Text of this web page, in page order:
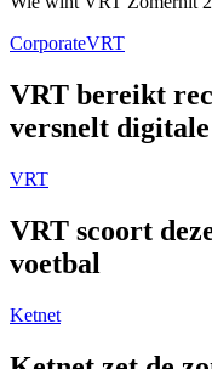
CorporateVRT
VRT bereikt
versnelt
VRT
VRT scoort
voetbal
Ketnet